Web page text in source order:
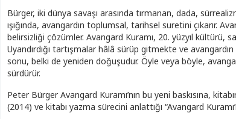
Bürger, iki dünya savaşı arasında tırmanan, dada,
ışığında, avangardın toplumsal, tarihsel suretini çıkarır.
belirsizliği çözümler. Avangard Kuramı, 20. yüzyıl kültürü,
Uyandırdığı tartışmalar hâlâ sürüp gitmekte ve
sonu, belki de yeniden doğuşudur. Öyle veya böyle,
sürdürür.
Peter Bürger Avangard Kuramı’nın bu yeni baskısına,
(2014) ve kitabı yazma sürecini anlattığı “Avangard